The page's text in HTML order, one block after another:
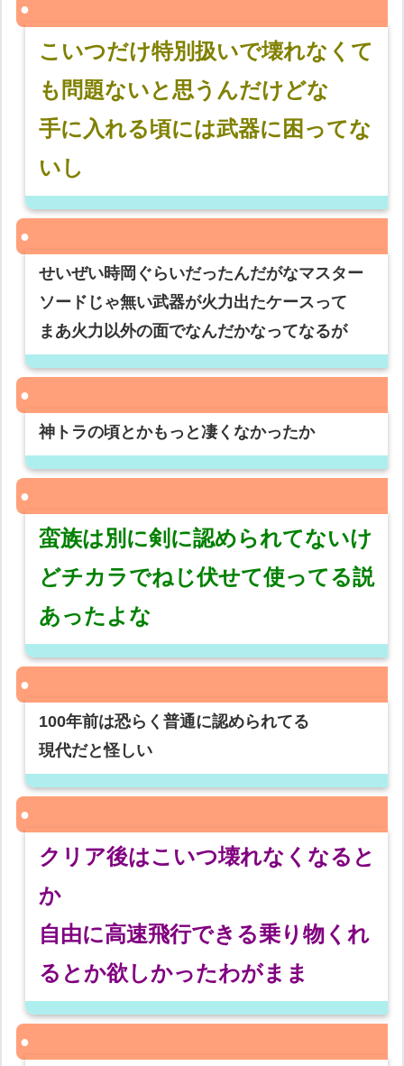
こいつだけ特別扱いで壊れなくて
も問題ないと思うんだけどな
手に入れる頃には武器に困ってな
いし
せいぜい時岡ぐらいだったんだがなマスター
ソードじゃ無い武器が火力出たケースって
まあ火力以外の面でなんだかなってなるが
神トラの頃とかもっと凄くなかったか
蛮族は別に剣に認められてないけ
どチカラでねじ伏せて使ってる説
あったよな
100年前は恐らく普通に認められてる
現代だと怪しい
クリア後はこいつ壊れなくなると
か
自由に高速飛行できる乗り物くれ
るとか欲しかったわがまま